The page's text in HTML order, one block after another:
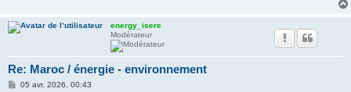
energy_isere
Modérateur
Re: Maroc / énergie - environnement
M05 avr. 2026, 00:43